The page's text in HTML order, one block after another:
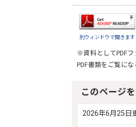
別ウィンドウで開きます
※資料としてPDFフ
PDF書類をご覧にな
このページ
2026年6月25日